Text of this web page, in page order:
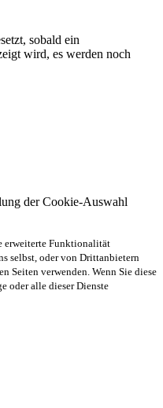
sobald ein
wird, es werden noch
der Cookie-Auswahl
erweiterte Funktionalität
selbst, oder von Drittanbietern
Seiten verwenden. Wenn Sie diese
oder alle dieser Dienste